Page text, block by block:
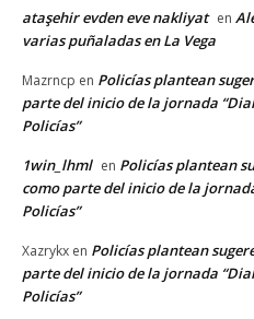
ataşehir evden eve nakliyat en
varias puñaladas en La Vega
Mazrncp en Policías plantean
parte del inicio de la jornada
Policías”
1win_lhml en Policías plantean
como parte del inicio de la
Policías”
Xazrykx en Policías plantean
parte del inicio de la jornada
Policías”